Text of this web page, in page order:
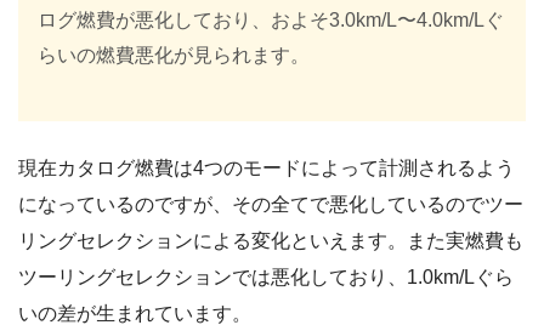
ログ燃費が悪化しており、およそ3.0km/L〜4.0km/Lぐ
らいの燃費悪化が見られます。
現在カタログ燃費は4つのモードによって計測されるよう
になっているのですが、その全てで悪化しているのでツー
リングセレクションによる変化といえます。また実燃費も
ツーリングセレクションでは悪化しており、1.0km/Lぐら
いの差が生まれています。